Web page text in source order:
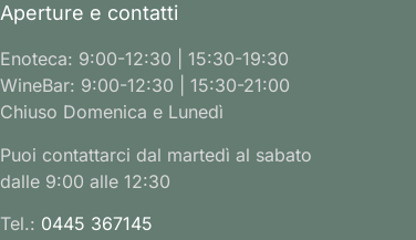
Aperture e contatti
Enoteca: 9:00-12:30 | 15:30-19:30
WineBar: 9:00-12:30 | 15:30-21:00
Chiuso Domenica e Lunedì
Puoi contattarci dal martedì al sabato
dalle 9:00 alle 12:30
Tel.: 0445 367145